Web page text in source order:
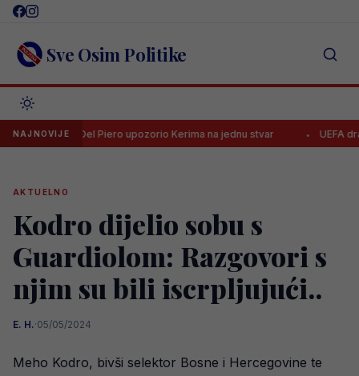
Skip
content Sve Osim Politike
NAJNOVIJE
Piero upozorio Kerima na jednu stvar UEFA drastično kaznila
AKTUELNO
Kodro dijelio sobu s
Guardiolom: Razgovori s
njim su bili iscrpljujući..
E. H.·05/05/2024
Meho Kodro, bivši selektor Bosne i Hercegovine te